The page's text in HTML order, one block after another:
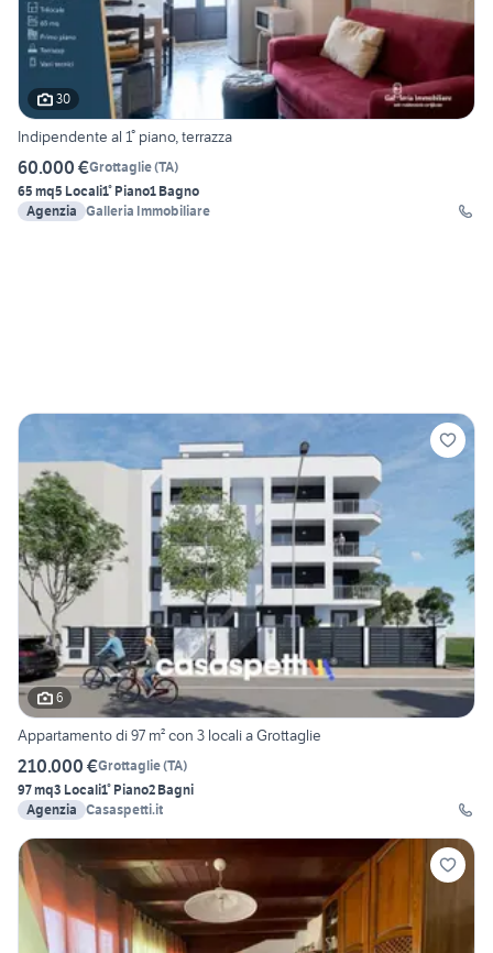
30
Indipendente al 1° piano, terrazza
60.000 €Grottaglie(TA)
65 mq5 Locali1° Piano1 Bagno
Agenzia Galleria Immobiliare
6
Appartamento di 97 m² con 3 locali a Grottaglie
210.000 €Grottaglie(TA)
97 mq3 Locali1° Piano2 Bagni
Agenzia Casaspetti.it